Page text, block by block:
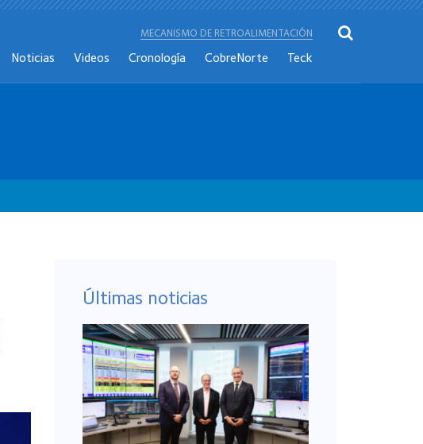
MECANISMO DE RETROALIMENTACIÓN
Noticias Videos Cronología CobreNorte Teck
Últimas noticias